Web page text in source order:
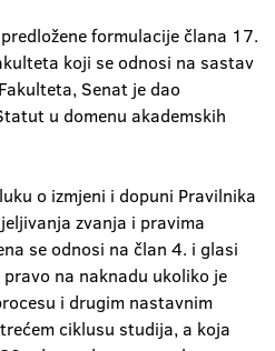
formulacije člana 17.
koji se odnosi na sastav
Senat je dao
u domenu akademskih
o izmjeni i dopuni Pravilnika
zvanja i pravima
se odnosi na član 4. i glasi
na naknadu ukoliko je
i drugim nastavnim
ciklusu studija, a koja